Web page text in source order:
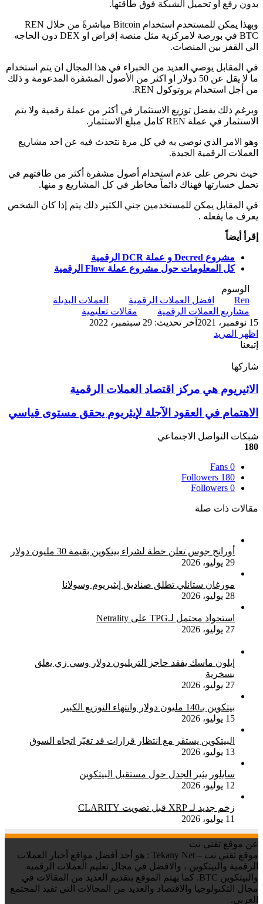
بدون رفع او تحميل الشبكة فوق طاقتها.
وبهذا يمكن للمستخدم استخدام Bitcoin مباشرةً من خلال REN
BTC في بورصة لامركزية مثل منصة إقراض او DEX دون الحاجه
الي القفز بين المنصات.
في المقابل يوصي العديد من الخبراء في هذا المجال ان يتم استخدام
ما لا يقل عن 50 دولار او اكثر من الأصول المشفرة المدعومة و ذلك
من أجل استخدام بروتوكول REN.
وبرغم ذلك يفضل توزيع الاستثمار في أكثر من عملة رقمية ولا يتم
الاستثمار في عملة REN كامل مبلغ الاستثمار.
وهو الامر الذي نوصي به في كل مرة نتحدث فيه عن احد مشاريع
العملات الرقمية الجيدة.
حيث نحرص على عدم استخدام أصول مشفرة أكثر من طاقتهم في
تحمل خسارتها فهناك دائماً مخاطر في كل المشاريع و منها.
في المقابل يمكن للمستخدمين جني الكثير ذلك يتم إذا كان الشخص
يعرف ما يفعله .
إقرأ أيضاً
مشروع Decred و عملة DCR الرقمية
كل المعلومات حول مشروع عملة Flow الرقمية
الوسوم
Ren
افضل العملات الرقمية
العملات البديلة
مشاريع العملات الرقمية
مقالات تعليمية
15 نوفمبر، 2021
آخر تحديث: 29 سبتمبر، 2022
اظهر المزيد
إتبعنا
شاركها
الاثيريوم
مركز
العملات
الرقمية
الاثيريوم هي مركز اقتصاد العملات الرقمية
الاهتمام
العقود
الآجلة
يحقق
مستوى
قياسي
الاهتمام في العقود الآجلة لإيثريوم يحقق مستوى قياسي
شبكات التواصل الاجتماعي
180
0
Fans
180
Followers
0
Followers
مقالات ذات صلة
أورانج جوس تعلن خطة لشراء بيتكوين بقيمة 30 مليون دولار
29 يوليو، 2026
مورغان ستانلي تطلق صناديق إيثيريوم وسولانا
28 يوليو، 2026
استحواذ محتمل لـTPG على Netrality
27 يوليو، 2026
إيلون ماسك يفقد حاجز التريليون دولار وسي زي يعلق
بسخرية
27 يوليو، 2026
بيتكوين بـ140 مليون دولار وانتهاء التوزيع الكبير
15 يوليو، 2026
البيتكوين يستقر مع انتظار قرارات قد تغيّر اتجاه السوق
13 يوليو، 2026
سايلور يثير الجدل حول مستقبل البيتكوين
12 يوليو، 2026
زخم جديد لـ XRP قبل تصويت CLARITY
11 يوليو، 2026
عن موقع تقني نت
موقع تقني نت – Tekany Net : هو أحد أفضل مواقع أخبار العملات
الرقمية والبيتكوين ، والافضل في مجال تعليم العملات الرقمية
والبيتكوين BTC. كما يهتم الموقع بتقديم العديد من المقالات في
مجال التكنولوجيا والاقتصاد والعديد من المجالات التي تفيد المجتمع
العربي.